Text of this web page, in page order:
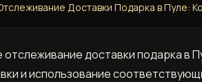
Доставки Подарка в Пуле:
доставки подарка в
и использование